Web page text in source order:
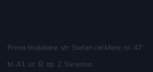
Prima Imobiliare, str. Stefan cel Mare, nr. 47
bl. A1, sc. B, ap. 2, Suceava